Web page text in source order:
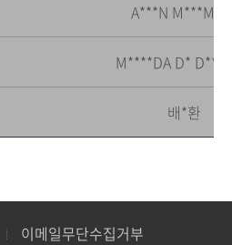
A***N
M****DA D* D**S
배*환
이메일무단수집거부